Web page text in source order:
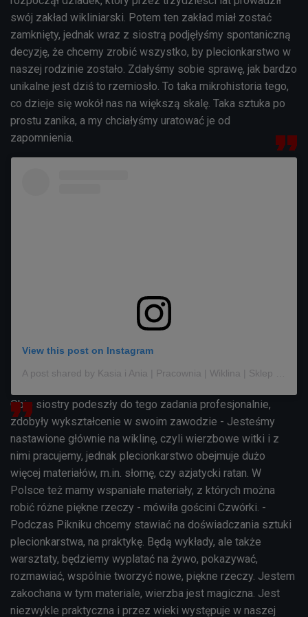
swój zakład wikliniarski. Potem ten zakład miał zostać
zamknięty, jednak wraz z siostrą podjęłyśmy spontaniczną
decyzję, że chcemy zrobić wszystko, by plecionkarstwo w
naszej rodzinie zostało. Zdałyśmy sobie sprawę, jak bardzo
unikalne jest dziś to rzemiosło. To taka mikrohistoria tego,
co dzieje się wokół nas na większą skalę. Taka sztuka po
prostu zanika, a my chciałyśmy uratować je od
zapomnienia.
View this post on Instagram
Obie siostry podeszły do tego zadania profesjonalnie,
zdobyły wykształcenie w swoim zawodzie - Jesteśmy
nastawione głównie na wiklinę, czyli wierzbowe witki i z
nimi pracujemy, jednak plecionkarstwo obejmuje dużo
więcej materiałów, m.in. słomę, czy azjatycki ratan. W
Polsce też mamy wspaniałe materiały, z których można
robić różne piękne rzeczy - mówiła gościni Czwórki. -
Podczas Pikniku chcemy stawiać na doświadczania sztuki
plecionkarstwa, na praktykę. Będą wykłady, ale także
warsztaty, będziemy wyplatać na żywo, pokazywać,
rozmawiać, wspólnie tworzyć nowe, piękne rzeczy. Jestem
zakochana w tym materiale, wierzba jest magiczna. Jest
niezwykle praktyczna i przez wieki występuje w naszej